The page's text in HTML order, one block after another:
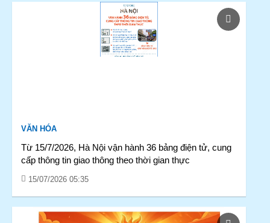
VĂN HÓA
Từ 15/7/2026, Hà Nội vận hành 36 bảng điện tử, cung
cấp thông tin giao thông theo thời gian thực
15/07/2026 05:35